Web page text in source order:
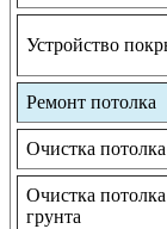
Устройство
Ремонт потолка
Очистка
Очистка
грунта